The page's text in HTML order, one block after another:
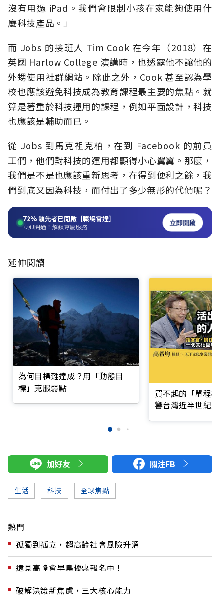
沒有用過 iPad。我們會限制小孩在家能夠使用什
麼科技產品。」
而 Jobs 的接班人 Tim Cook 在今年（2018）在
英國 Harlow College 演講時，也透露他不讓他的
外甥使用社群網站。除此之外，Cook 甚至認為學
校也應該避免科技成為教育課程最主要的焦點。就
算是著重於科技運用的課程，例如平面設計，科技
也應該是輔助而已。
從 Jobs 到馬克祖克柏，在到 Facebook 的前員
工們，他們對科技的運用都顯得小心翼翼。那麼，
我們是不是也應該重新思考，在得到便利之餘，我
們到底又因為科技，而付出了多少無形的代價呢？
72%領先者已開啟【職場雷達】
立即開通！解鎖專屬服務 立即開啟
延伸閱讀
為何目標難達成？用「動態目
標」克服弱點
買不起的「單程
響台灣近半世紀
加好友 關注FB
生活 科技 全球焦點
熱門
孤獨到孤立，超高齡社會風險升溫
遠見高峰會早鳥優惠報名中！
破解決策新焦慮，三大核心能力